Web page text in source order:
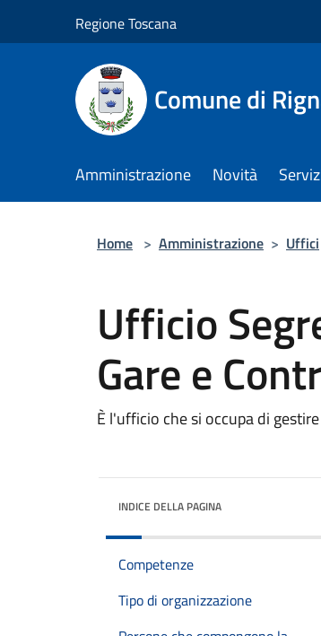
Regione Toscana
Comune di
Amministrazione Novità
Home > Amministrazione > Uffici
Ufficio
Gare e
È l'ufficio che si occupa di
INDICE DELLA PAGINA
Competenze
Tipo di organizzazione